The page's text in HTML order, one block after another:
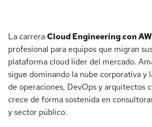
La carreraCloud Engineering con
profesional para equipos que migran
plataforma cloud líder del mercado.
sigue dominando la nube corporativa y
de operaciones, DevOps y arquitectos
crece de forma sostenida en
y sector público.